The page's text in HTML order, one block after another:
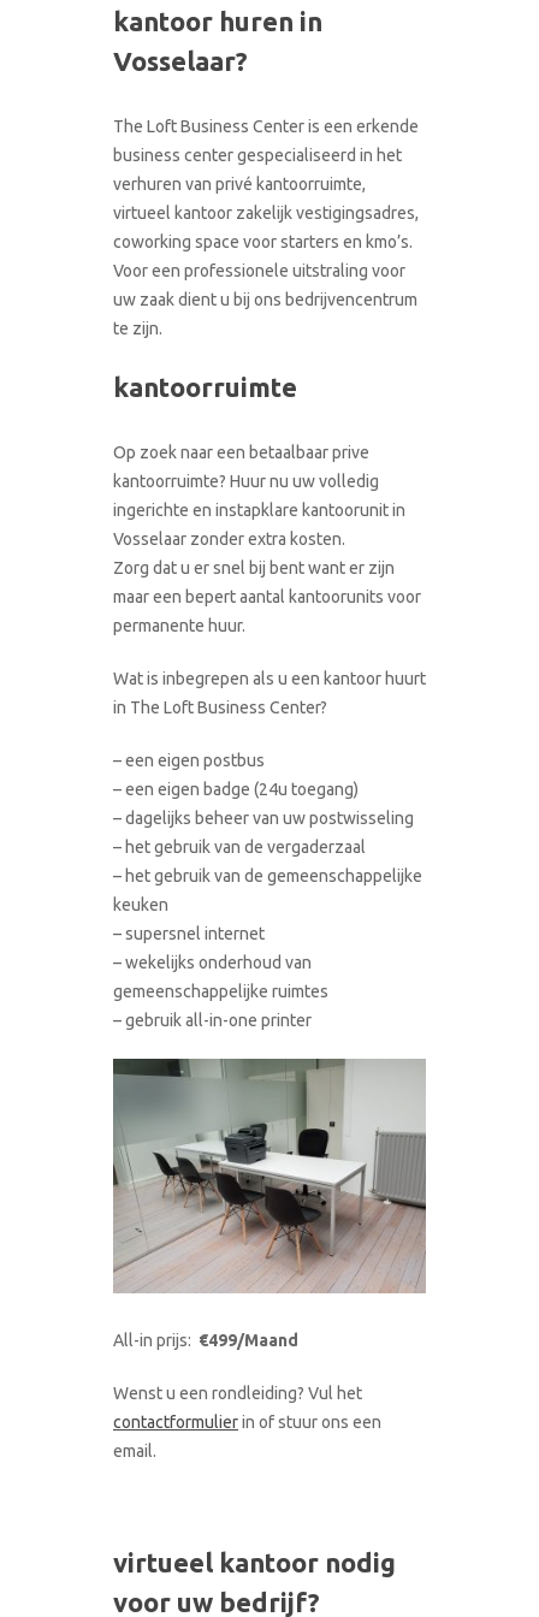
CONTACT
kantoor huren in
Vosselaar?
The Loft Business Center is een erkende
business center gespecialiseerd in het
verhuren van privé kantoorruimte,
virtueel kantoor zakelijk vestigingsadres,
coworking space voor starters en kmo’s.
Voor een professionele uitstraling voor
uw zaak dient u bij ons bedrijvencentrum
te zijn.
kantoorruimte
Op zoek naar een betaalbaar prive
kantoorruimte? Huur nu uw volledig
ingerichte en instapklare kantoorunit in
Vosselaar zonder extra kosten.
Zorg dat u er snel bij bent want er zijn
maar een bepert aantal kantoorunits voor
permanente huur.
Wat is inbegrepen als u een kantoor huurt
in The Loft Business Center?
– een eigen postbus
– een eigen badge (24u toegang)
– dagelijks beheer van uw postwisseling
– het gebruik van de vergaderzaal
– het gebruik van de gemeenschappelijke
keuken
– supersnel internet
– wekelijks onderhoud van
gemeenschappelijke ruimtes
– gebruik all-in-one printer
All-in prijs: €499/Maand
Wenst u een rondleiding? Vul het
contactformulierin of stuur ons een
email.
virtueel kantoor nodig
voor uw bedrijf?